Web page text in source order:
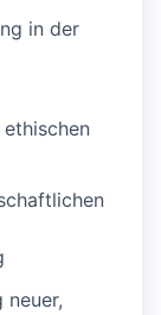
in der
neuer,